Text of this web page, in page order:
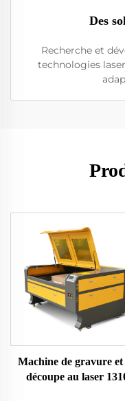
Des
Recherche et
technologies
Machine de gravure et
découpe au laser